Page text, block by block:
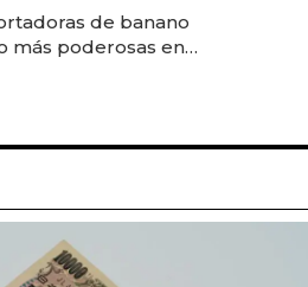
de banano
más poderosas en